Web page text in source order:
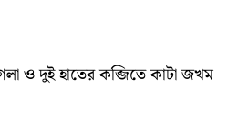
ও দুই হাতের কব্জিতে কাটা জখম